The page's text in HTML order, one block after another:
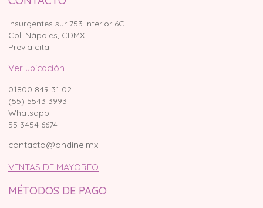
Insurgentes sur 753 Interior 6C
Col. Nápoles, CDMX.
Previa cita.
Ver ubicación
01800 849 31 02
(55) 5543 3993
Whatsapp
55 3454 6674
contacto@ondine.mx
VENTAS DE MAYOREO
MÉTODOS DE PAGO